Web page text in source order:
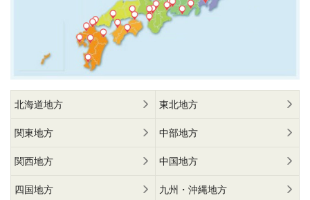
北海道地方 東北地方
関東地方 中部地方
関西地方 中国地方
四国地方 九州・沖縄地方